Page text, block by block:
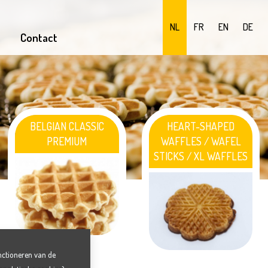
NL FR EN DE
Contact
BELGIAN CLASSIC
PREMIUM
HEART-SHAPED
WAFFLES / WAFEL
STICKS / XL WAFFLES
van de